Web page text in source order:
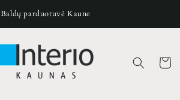
Baldų parduotuvė Kaune